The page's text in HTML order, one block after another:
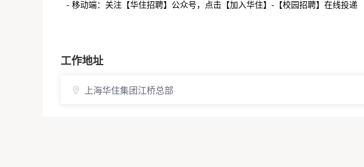
- 移动端：关注【华住招聘】公众号，点击【加入华住】-【校园招聘】在线投递
工作地址
上海华住集团江桥总部